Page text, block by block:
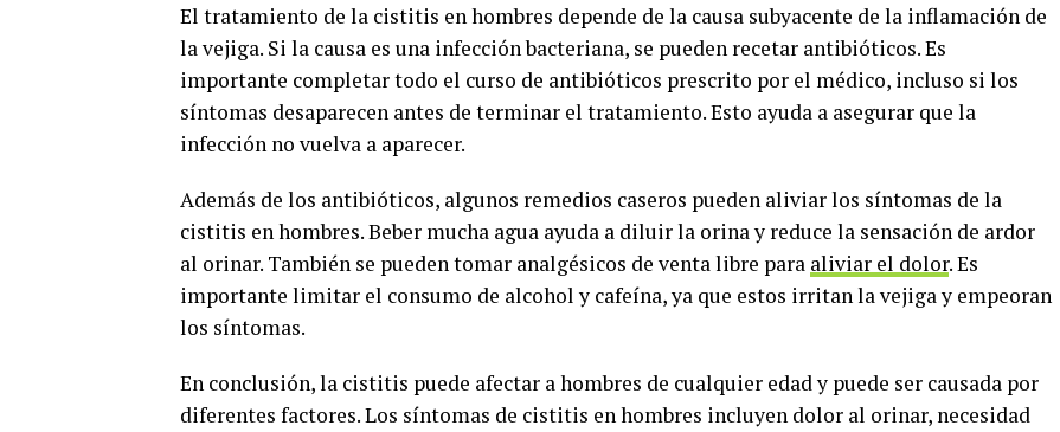
El tratamiento de la cistitis en hombres depende de la causa subyacente de la inflamación de
la vejiga. Si la causa es una infección bacteriana, se pueden recetar antibióticos. Es
importante completar todo el curso de antibióticos prescrito por el médico, incluso si los
síntomas desaparecen antes de terminar el tratamiento. Esto ayuda a asegurar que la
infección no vuelva a aparecer.
Además de los antibióticos, algunos remedios caseros pueden aliviar los síntomas de la
cistitis en hombres. Beber mucha agua ayuda a diluir la orina y reduce la sensación de ardor
al orinar. También se pueden tomar analgésicos de venta libre para aliviar el dolor. Es
importante limitar el consumo de alcohol y cafeína, ya que estos irritan la vejiga y empeoran
los síntomas.
En conclusión, la cistitis puede afectar a hombres de cualquier edad y puede ser causada por
diferentes factores. Los síntomas de cistitis en hombres incluyen dolor al orinar, necesidad